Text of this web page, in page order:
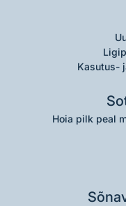
Kasutus-
Hoia pilk peal